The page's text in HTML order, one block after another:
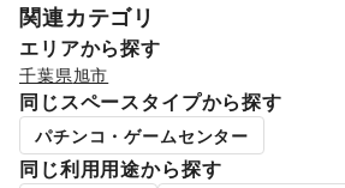
関連カテゴリ
エリアから探す
千葉県旭市
同じスペースタイプから探す
パチンコ・ゲームセンター
同じ利用用途から探す